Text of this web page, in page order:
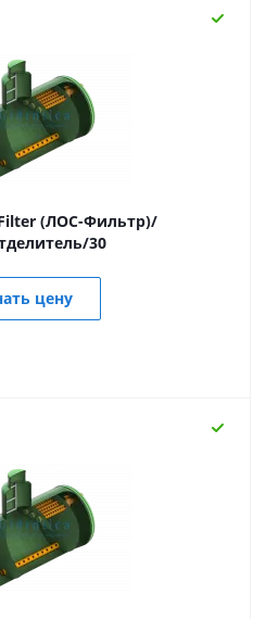
(ЛОС-Фильтр)/
30
цену